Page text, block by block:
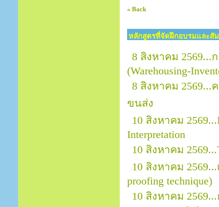
« Back
หลักสูตรที่จัดฝึกอบรมและสัม
8 สิงหาคม
(Warehousing-
8 สิงหาคม
ขนส่ง
10 สิงหาคม
Interpretation
10 สิงหาคม
10 สิงหาคม
proofing technique)
10 สิงหาคม